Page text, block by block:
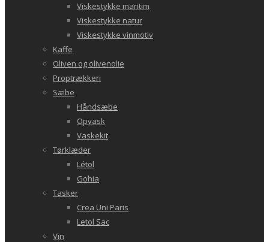
Viskestykke maritim
Viskestykke natur
Viskestykke vinmotiv
Kaffe
Oliven og olivenolie
Proptrækkeri
Sæbe
Håndsæbe
Opvask
Vaskekit
Tørklæder
Létol
Gohia
Tasker
Crea Uni Paris
Letol Sac
Vin